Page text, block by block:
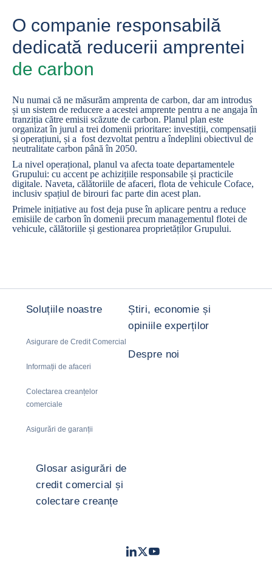
O companie responsabilă
dedicată reducerii amprentei
de carbon
Nu numai că ne măsurăm amprenta de carbon, dar am introdus
și un sistem de reducere a acestei amprente pentru a ne angaja în
tranziția către emisii scăzute de carbon. Planul plan este
organizat în jurul a trei domenii prioritare: investiții, compensații
și operațiuni, și a fost dezvoltat pentru a îndeplini obiectivul de
neutralitate carbon până în 2050.
La nivel operațional, planul va afecta toate departamentele
Grupului: cu accent pe achizițiile responsabile și practicile
digitale. Naveta, călătoriile de afaceri, flota de vehicule Coface,
inclusiv spațiul de birouri fac parte din acest plan.
Primele inițiative au fost deja puse în aplicare pentru a reduce
emisiile de carbon în domenii precum managementul flotei de
vehicule, călătoriile și gestionarea proprietăților Grupului.
Soluțiile noastre
Asigurare de Credit Comercial
Informații de afaceri
Colectarea creanțelor
comerciale
Asigurări de garanții
Știri, economie și
opiniile experților
Despre noi
Glosar asigurări de
credit comercial și
colectare creanțe
LinkedIn
TwitterYoutube